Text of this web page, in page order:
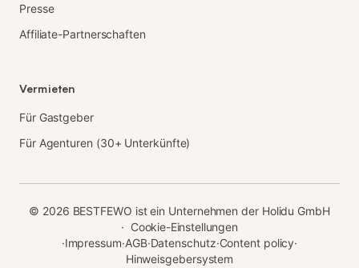
Presse
Affiliate-Partnerschaften
Vermieten
Für Gastgeber
Für Agenturen (30+ Unterkünfte)
© 2026 BESTFEWO ist ein Unternehmen der Holidu GmbH
· Cookie-Einstellungen
·Impressum·AGB·Datenschutz·Content policy·
Hinweisgebersystem